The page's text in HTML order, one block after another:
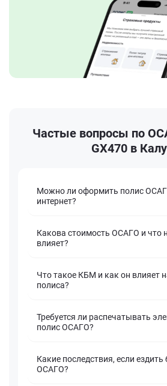
Частые вопросы по
GX470 в
Можно ли оформить полис
интернет?
Какова стоимость ОСАГО и что
влияет?
Что такое КБМ и как он влияет
полиса?
Требуется ли распечатывать
полис ОСАГО?
Какие последствия, если ездить
ОСАГО?